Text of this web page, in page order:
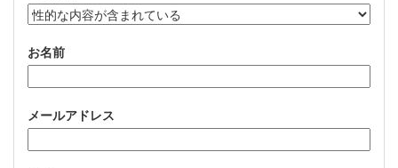
お名前
メールアドレス